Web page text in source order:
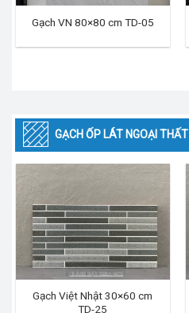
Gạch VN 80×80 cm TD-05
GẠCH ỐP LÁT NGOẠI THẤT
Gạch Việt Nhật 30×60 cm
TD-25